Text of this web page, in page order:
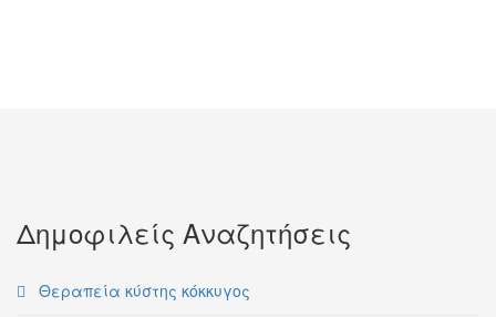
Δημοφιλείς Αναζητήσεις
Θεραπεία κύστης κόκκυγος